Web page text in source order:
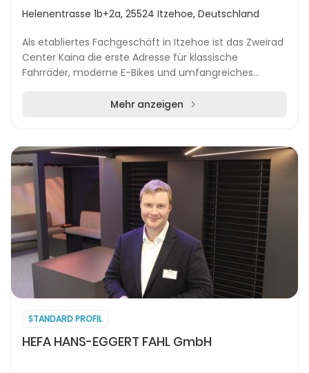
Helenentrasse 1b+2a, 25524 Itzehoe, Deutschland
Als etabliertes Fachgeschäft in Itzehoe ist das Zweirad
Center Kaina die erste Adresse für klassische
Fahrräder, moderne E-Bikes und umfangreiches
Mehr anzeigen
STANDARD PROFIL
HEFA HANS-EGGERT FAHL GmbH